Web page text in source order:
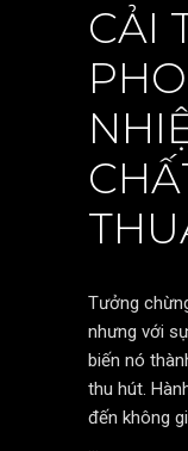
CẢI
Tưởng
nhưng với
biến nó
thu hút.
đến không